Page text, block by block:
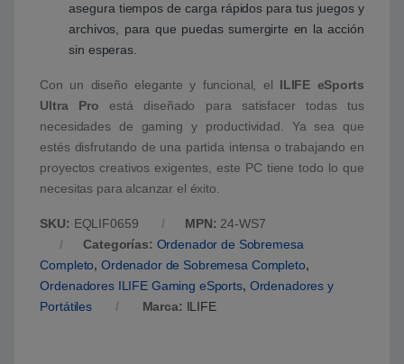
asegura tiempos de carga rápidos para tus juegos y
archivos, para que puedas sumergirte en la acción
sin esperas.
Con un diseño elegante y funcional, el ILIFE eSports
Ultra Pro está diseñado para satisfacer todas tus
necesidades de gaming y productividad. Ya sea que
estés disfrutando de una partida intensa o trabajando en
proyectos creativos exigentes, este PC tiene todo lo que
necesitas para alcanzar el éxito.
SKU: EQLIF0659 MPN: 24-WS7
Categorías: Ordenador de Sobremesa
Completo,Ordenador de Sobremesa Completo,
Ordenadores ILIFE Gaming eSports, Ordenadores y
Portátiles
Marca: ILIFE